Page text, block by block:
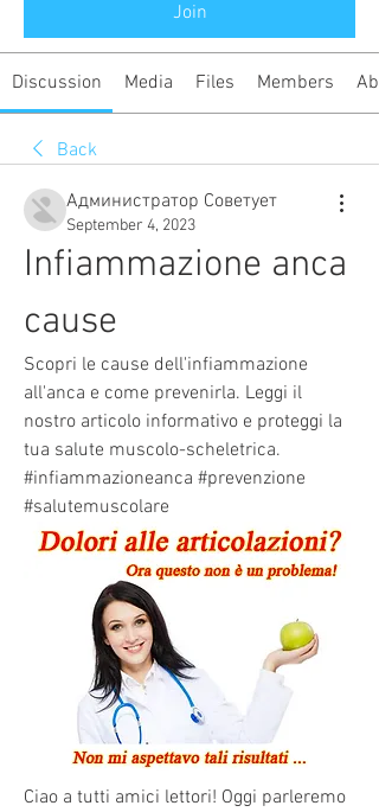
Join
Discussion Media Files Members
Back
Администратор Советует
September 4, 2023
Infiammazione anca
cause
Scopri le cause dell'infiammazione
all'anca e come prevenirla. Leggi il
nostro articolo informativo e proteggi la
tua salute muscolo-scheletrica.
#infiammazioneanca #prevenzione
#salutemuscolare
Ciao a tutti amici lettori! Oggi parleremo